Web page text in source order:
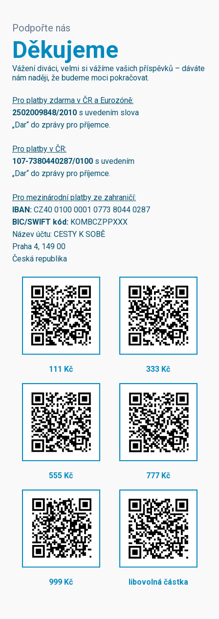
Podpořte nás
Děkujeme
Vážení diváci, velmi si vážíme vašich příspěvků – dáváte
nám naději, že budeme moci pokračovat.
Pro platby zdarma v ČR a Eurozóně:
2502009848/2010 s uvedením slova
„Dar“ do zprávy pro příjemce.
Pro platby v ČR:
107-7380440287/0100 s uvedením
„Dar“ do zprávy pro příjemce.
Pro mezinárodní platby ze zahraničí:
IBAN: CZ40 0100 0001 0773 8044 0287
BIC/SWIFT kód: KOMBCZPPXXX
Název účtu: CESTY K SOBĚ
Praha 4, 149 00
Česká republika
111 Kč 333 Kč
555 Kč 777 Kč
999 Kč libovolná částka